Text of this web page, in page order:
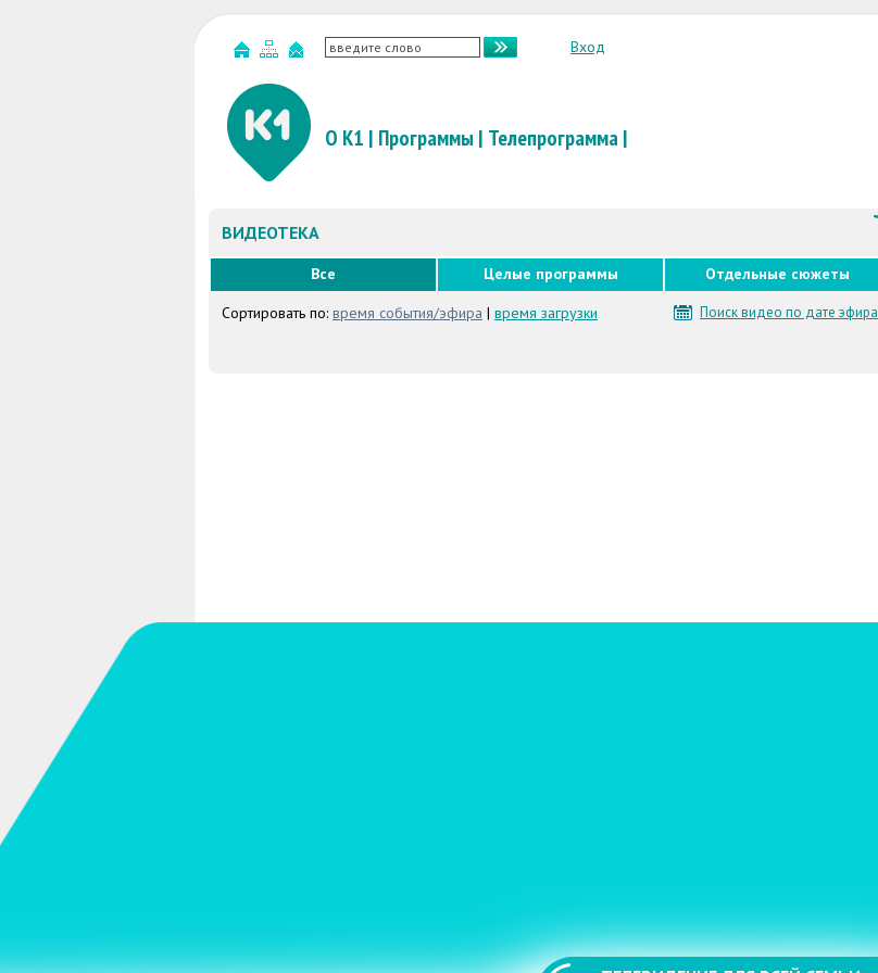
Вход
О К1 | Программы | Телепрограмма|
ВИДЕОТЕКА
Все Целые программы Отдельные сюжеты
Поиск видео по дате эфира
Сортировать по: время события/эфира | время загрузки